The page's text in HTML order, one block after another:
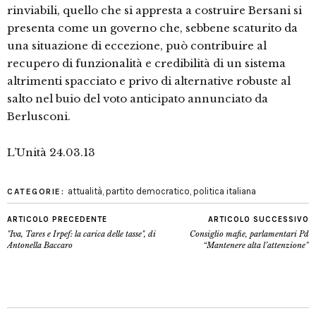
rinviabili, quello che si appresta a costruire Bersani si
presenta come un governo che, sebbene scaturito da
una situazione di eccezione, può contribuire al
recupero di funzionalità e credibilità di un sistema
altrimenti spacciato e privo di alternative robuste al
salto nel buio del voto anticipato annunciato da
Berlusconi.
L’Unità 24.03.13
CATEGORIE: attualità, partito democratico, politica italiana
ARTICOLO PRECEDENTE
"Iva, Tares e Irpef: la carica delle tasse", di
Antonella Baccaro
ARTICOLO SUCCESSIVO
Consiglio mafie, parlamentari Pd
“Mantenere alta l’attenzione”